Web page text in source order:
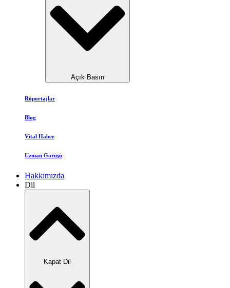
Açık Basın
Röportajlar
Blog
Vital Haber
Uzman Görüşü
Hakkımızda
Dil
Kapat Dil